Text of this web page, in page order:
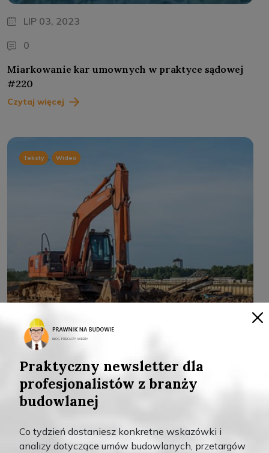
LIP 03, 2023
0
Miarkowanie kar umownych w praktyce sądowej
#220
Czytaj więcej
Teksty , Wideo
MAR 16, 2026
0
Zgłoszenie podwykonawcy inwestorowi – kiedy
możesz dostać pieniądze przy braku zapłaty od
generalnego wykonawcy
Praktyczny newsletter dla
profesjonalistów z branży
budowlanej
Co tydzień dostaniesz konkretne wskazówki i
analizy dotyczące umów budowlanych, przetargów